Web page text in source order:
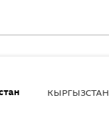
КЫРГЫЗСТАН